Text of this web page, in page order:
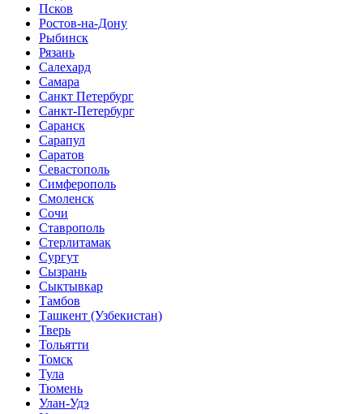
Псков
Ростов-на-Дону
Рыбинск
Рязань
Салехард
Самара
Санкт Петербург
Санкт-Петербург
Саранск
Сарапул
Саратов
Севастополь
Симферополь
Смоленск
Сочи
Ставрополь
Стерлитамак
Сургут
Сызрань
Сыктывкар
Тамбов
Ташкент (Узбекистан)
Тверь
Тольятти
Томск
Тула
Тюмень
Улан-Удэ